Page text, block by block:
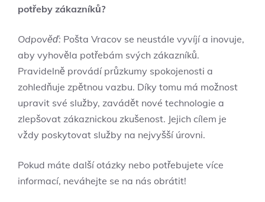
potřeby zákazníků?
Odpověď: Pošta Vracov se neustále vyvíjí a inovuje,
aby vyhověla potřebám svých zákazníků.
Pravidelně provádí průzkumy spokojenosti a
zohledňuje zpětnou vazbu. Díky tomu má možnost
upravit své služby, zavádět nové technologie a
zlepšovat zákaznickou zkušenost. Jejich cílem je
vždy poskytovat služby na nejvyšší úrovni.
Pokud máte další otázky nebo potřebujete více
informací, neváhejte se na nás obrátit!